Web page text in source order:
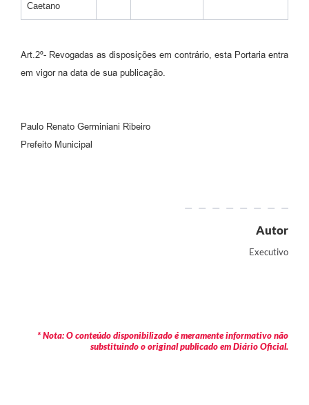
Caetano
Art.2º- Revogadas as disposições em contrário, esta Portaria entra
em vigor na data de sua publicação.
Paulo Renato Germiniani Ribeiro
Prefeito Municipal
Autor
Executivo
* Nota: O conteúdo disponibilizado é meramente informativo não
substituindo o original publicado em Diário Oficial.